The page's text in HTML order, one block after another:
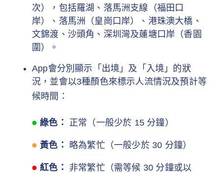
次），包括羅湖、落馬洲支線（福田口
岸）、落馬洲（皇崗口岸）、港珠澳大橋、
文錦渡、沙頭角、深圳灣及蓮塘口岸（香園
圍）。
App會分別顯示「出境」及「入境」的狀
況，並會以3種顏色來標示人流情況及預計等
候時間：
● 綠色： 正常（一般少於 15 分鐘）
● 黃色： 略為繁忙（一般少於 30 分鐘）
● 紅色： 非常繁忙（需等候 30 分鐘或以